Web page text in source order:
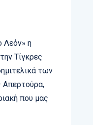
Λεόν» η
Τίγκρες
των
Απερτούρα,
που μας